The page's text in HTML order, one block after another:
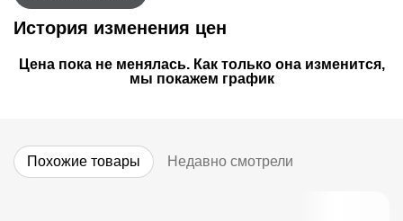
История изменения цен
Цена пока не менялась. Как только она изменится,
мы покажем график
Похожие товары Недавно смотрели